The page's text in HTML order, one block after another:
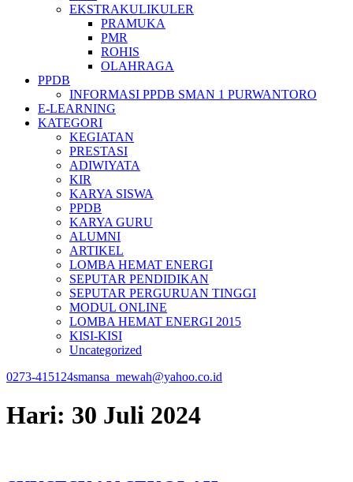
EKSTRAKULIKULER
PRAMUKA
PMR
ROHIS
OLAHRAGA
PPDB
INFORMASI PPDB SMAN 1 PURWANTORO
E-LEARNING
KATEGORI
KEGIATAN
PRESTASI
ADIWIYATA
KIR
KARYA SISWA
PPDB
KARYA GURU
ALUMNI
ARTIKEL
LOMBA HEMAT ENERGI
SEPUTAR PENDIDIKAN
SEPUTAR PERGURUAN TINGGI
MODUL ONLINE
LOMBA HEMAT ENERGI 2015
KISI-KISI
Uncategorized
0273-415124smansa_mewah@yahoo.co.id
Hari: 30 Juli 2024